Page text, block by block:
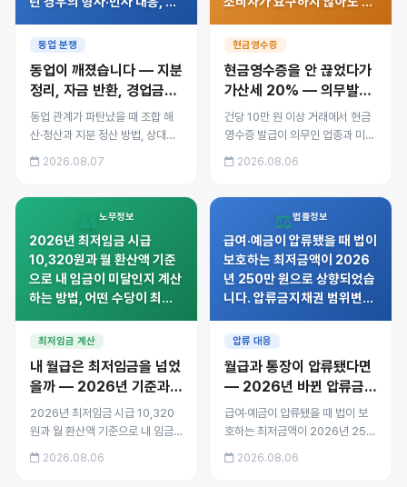
조항을 정리했습니다.
동업 분쟁
동업이 깨졌습니다 — 지분
정리, 자금 반환, 경업금지
까지 정리하는 순서
동업 관계가 파탄났을 때 조합 해
산·청산과 지분 정산 방법, 상대가
거래처와 자금을 빼돌린 경우의 형
사·민사 대응, 동업계약서에 반드
2026.08.07
제도와 실무 대응 방법을 정리
현금영수증
현금영수증을 안 끊었다가
가산세 20% — 의무발행
업종이라면 꼭 확인할 것
건당 10만 원 이상 거래에서 현금
영수증 발급이 의무인 업종과 미발
급 시 20% 가산세, 소비자가 요구
하지 않아도 발급해야 하는 이유,
2026.08.06
노무정보
2026년 최저임금 시급
10,320원과 월 환산액 기준
으로 내 임금이 미달인지 계산
하는 방법, 어떤 수당이 최저
임금명세서 확인법과 미달 시
최저임금 계산
내 월급은 최저임금을 넘었
을까 — 2026년 기준과
산입범위 계산법
2026년 최저임금 시급 10,320
원과 월 환산액 기준으로 내 임금
이 미달인지 계산하는 방법, 어떤
수당이 최저임금에 포함되고 제외
2026.08.06
⚖️법률정보
급여·예금이 압류됐을 때 법이
보호하는 최저금액이 2026
년 250만 원으로 상향되었습
니다. 압류금지채권 범위변경
통장이 막혔을 때 당장 해야
압류 대응
월급과 통장이 압류됐다면
— 2026년 바뀐 압류금지
기준과 되돌리는 방법
급여·예금이 압류됐을 때 법이 보
호하는 최저금액이 2026년 250
만 원으로 상향되었습니다. 압류금
지채권 범위변경 신청, 압류 해제
2026.08.06